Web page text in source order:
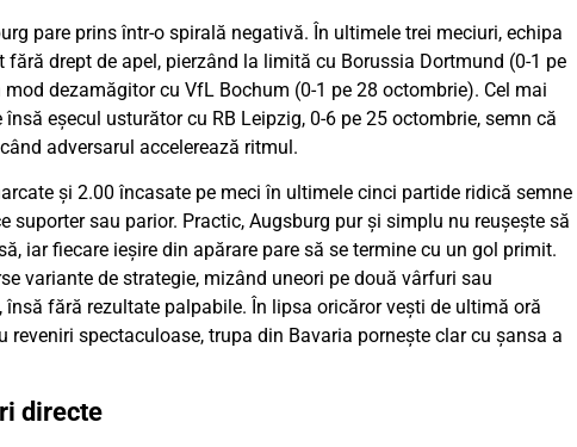
pare prins într-o spirală negativă. În ultimele trei meciuri, echipa
fără drept de apel, pierzând la limită cu Borussia Dortmund (0-1 pe
dezamăgitor cu VfL Bochum (0-1 pe 28 octombrie). Cel mai
eșecul usturător cu RB Leipzig, 0-6 pe 25 octombrie, semn că
adversarul accelerează ritmul.
și 2.00 încasate pe meci în ultimele cinci partide ridică semne
suporter sau parior. Practic, Augsburg pur și simplu nu reușește să
iar fiecare ieșire din apărare pare să se termine cu un gol primit.
variante de strategie, mizând uneori pe două vârfuri sau
fără rezultate palpabile. În lipsa oricăror vești de ultimă oră
reveniri spectaculoase, trupa din Bavaria pornește clar cu șansa a
directe